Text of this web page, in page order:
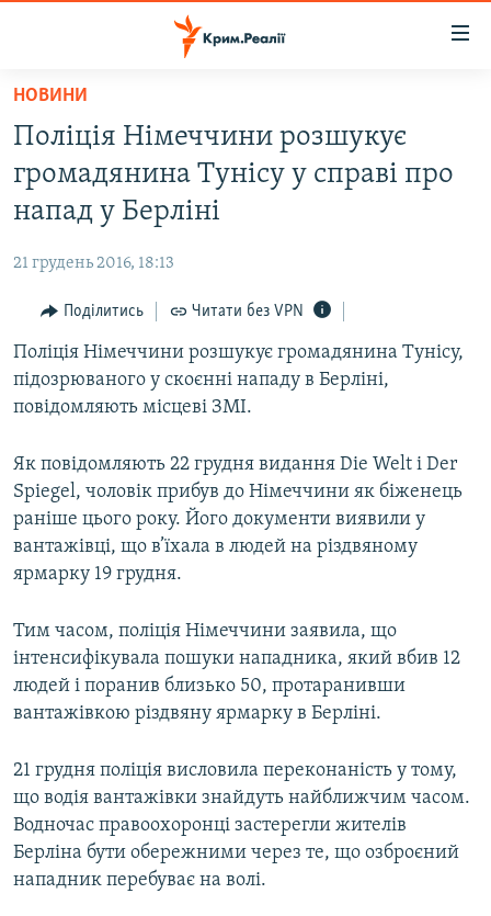
Перейти
основного
матеріалу
Перейти
до
основної
навігації
Перейти
пошуку
ВОДА.КРИМ
ВІДЕО ТА ФОТО
БЛОГИ
ПОГЛЯД
ІНТЕРВ'Ю
ВСЕ ЗА ДЕНЬ
ДЕПОРТАЦІЯ
ВІДЕОУРОКИ «ELIFBE»
СВІДЧЕННЯ ОКУПАЦІЇ
ІНФОГРАФІКА
ЯК ОБІЙТИ БЛОКУВАННЯ
Русский
Qırımtatar
ДОЛУЧАЙСЯ!
НОВИНИ
Поліція Німеччини розшукує
громадянина Тунісу у справі про
напад у Берліні
21 грудень 2016, 18:13
Поділитись Читати без VPN
Поліція Німеччини розшукує громадянина Тунісу,
підозрюваного у скоєнні нападу в Берліні,
повідомляють місцеві ЗМІ.
Як повідомляють 22 грудня видання Die Welt і Der
Spiegel, чоловік прибув до Німеччини як біженець
раніше цього року. Його документи виявили у
вантажівці, що в’їхала в людей на різдвяному
ярмарку 19 грудня.
Тим часом, поліція Німеччини заявила, що
інтенсифікувала пошуки нападника, який вбив 12
людей і поранив близько 50, протаранивши
вантажівкою різдвяну ярмарку в Берліні.
21 грудня поліція висловила переконаність у тому,
що водія вантажівки знайдуть найближчим часом.
Водночас правоохоронці застерегли жителів
Берліна бути обережними через те, що озброєний
нападник перебуває на волі.